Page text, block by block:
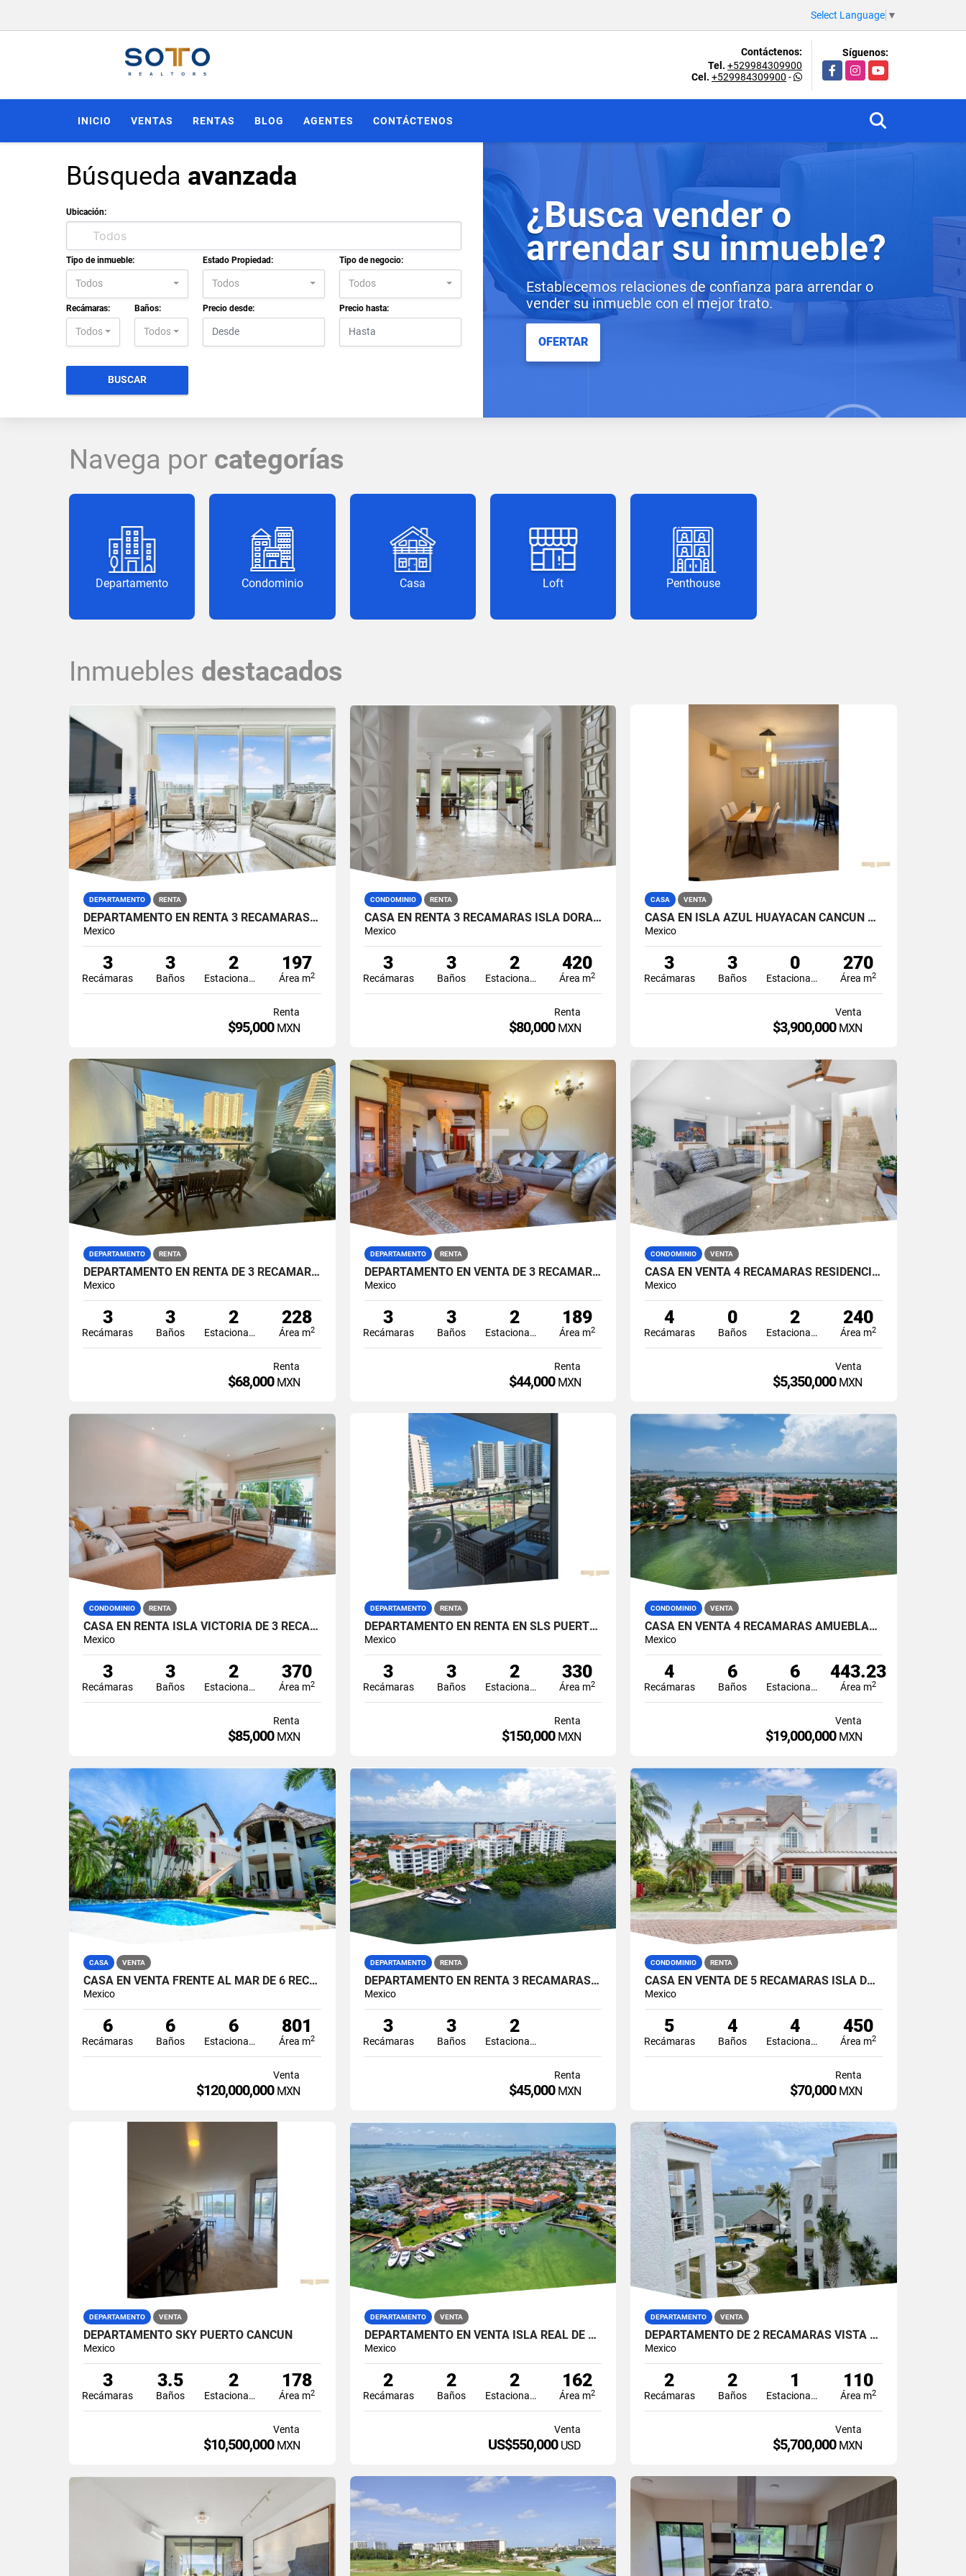
Select Language ▼
Contáctenos:
Tel. +529984309900
Cel. +529984309900 -
Síguenos:
FacebookInstagramYouTube
INICIO VENTAS RENTAS BLOG AGENTES CONTÁCTENOS
Búsqueda avanzada
Ubicación:
Tipo de inmueble:
Todos
Estado Propiedad:
Todos
Tipo de negocio:
Todos
Recámaras:
Todos
Baños:
Todos
Precio desde: Precio hasta:
BUSCAR
¿Busca vender o
arrendar su inmueble?
Establecemos relaciones de confianza para arrendar o
vender su inmueble con el mejor trato.
OFERTAR
Navega por categorías
Departamento Condominio Casa Loft Penthouse
Inmuebles destacados
DEPARTAMENTO RENTA
DEPARTAMENTO EN RENTA 3 RECÁMARAS ARIA ZONA HOTELERA PUERTO CANCÚN
Mexico
3
Recámaras
3
Baños
2
Estacionamiento
197
Área m2
Renta
$95,000 MXN
CONDOMINIO RENTA
CASA EN RENTA 3 RECÁMARAS ISLA DORADA ZONA HOTELERA CANCÚN
Mexico
3
Recámaras
3
Baños
2
Estacionamiento
420
Área m2
Renta
$80,000 MXN
CASA VENTA
CASA EN ISLA AZUL HUAYACAN CANCUN E VENTA DE 3 RECAMARAS AMUEBLADA EN OPORTUNIDAD
Mexico
3
Recámaras
3
Baños
0
Estacionamiento
270
Área m2
Venta
$3,900,000 MXN
DEPARTAMENTO RENTA
DEPARTAMENTO EN RENTA DE 3 RECAMARAS AMUEBLADO EN MAIORIS TOWERS PUERTO CANCUN
Mexico
3
Recámaras
3
Baños
2
Estacionamiento
228
Área m2
Renta
$68,000 MXN
DEPARTAMENTO RENTA
DEPARTAMENTO EN VENTA DE 3 RECÁMARAS EN ISLA DORADA ZONA HOTELERA CANCÚN
Mexico
3
Recámaras
3
Baños
2
Estacionamiento
189
Área m2
Renta
$44,000 MXN
CONDOMINIO VENTA
CASA EN VENTA 4 RECÁMARAS RESIDENCIAL AQUA CANCÚN
Mexico
4
Recámaras
0
Baños
2
Estacionamiento
240
Área m2
Venta
$5,350,000 MXN
CONDOMINIO RENTA
CASA EN RENTA ISLA VICTORIA DE 3 RECÁMARAS EN ISLA DORADA ZONA HOTELERA CANCÚN
Mexico
3
Recámaras
3
Baños
2
Estacionamiento
370
Área m2
Renta
$85,000 MXN
DEPARTAMENTO RENTA
DEPARTAMENTO EN RENTA EN SLS PUERTO CANCUN VISTA AL MAR DE LUJO AMUEBLADO
Mexico
3
Recámaras
3
Baños
2
Estacionamiento
330
Área m2
Renta
$150,000 MXN
CONDOMINIO VENTA
CASA EN VENTA 4 RECÁMARAS AMUEBLADA EN ISLA DORADA CON MUELLE EN ZONA HOTELERA CANCÚN
Mexico
4
Recámaras
6
Baños
6
Estacionamiento
443.23
Área m2
Venta
$19,000,000 MXN
CASA VENTA
CASA EN VENTA FRENTE AL MAR DE 6 RECÁMARAS EN CALLE FLAMINGOS ZONA HOTELERA CANCÚN
Mexico
6
Recámaras
6
Baños
6
Estacionamiento
801
Área m2
Venta
$120,000,000 MXN
DEPARTAMENTO RENTA
DEPARTAMENTO EN RENTA 3 RECÁMARAS ISLA DORADA ZONA HOTELERA CANCÚN
Mexico
3
Recámaras
3
Baños
2
Estacionamiento
Renta
$45,000 MXN
CONDOMINIO RENTA
CASA EN VENTA DE 5 RECÁMARAS ISLA DORADA ZONA HOTELERA CANCÚN
Mexico
5
Recámaras
4
Baños
4
Estacionamiento
450
Área m2
Renta
$70,000 MXN
DEPARTAMENTO VENTA
DEPARTAMENTO SKY PUERTO CANCÚN
Mexico
3
Recámaras
3.5
Baños
2
Estacionamiento
178
Área m2
Venta
$10,500,000 MXN
DEPARTAMENTO VENTA
DEPARTAMENTO EN VENTA ISLA REAL DE 2 RECÁMARAS EN ISLA DORADA ZONA HOTELERA CANCÚN
Mexico
2
Recámaras
2
Baños
2
Estacionamiento
162
Área m2
Venta
US$550,000 USD
DEPARTAMENTO VENTA
DEPARTAMENTO DE 2 RECAMARAS VISTA A LAGUNA EN VENTA POKTAPOK ZONA HOTELERA CANCUN
Mexico
2
Recámaras
2
Baños
1
Estacionamiento
110
Área m2
Venta
$5,700,000 MXN